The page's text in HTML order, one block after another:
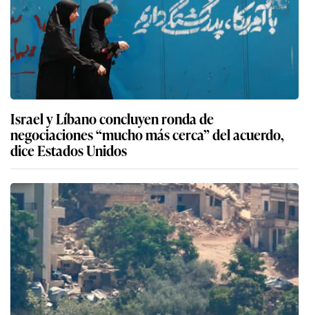
Israel y Líbano concluyen ronda de
negociaciones “mucho más cerca” del acuerdo,
dice Estados Unidos